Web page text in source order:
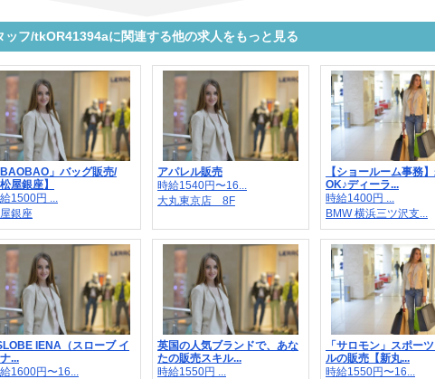
フ/tkOR41394aに関連する他の求人をもっと見る
BAOBAO」バッグ販売/
松屋銀座】
1500円 ...
銀座
アパレル販売
時給1540円〜16...
大丸東京店 8F
【ショールーム事務
OK♪ディーラ...
時給1400円 ...
BMW 横浜三ツ沢支...
IENA（スローブ イ
...
1600円〜16...
英国の人気ブランドで、あな
たの販売スキル...
時給1550円 ...
「サロモン」スポー
ルの販売【新丸...
時給1550円〜16...